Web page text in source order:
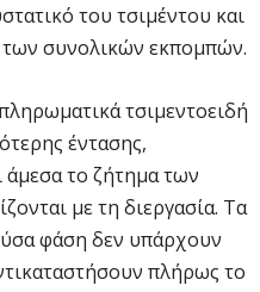
του τσιμέντου και
των συνολικών εκπομπών.
τσιμεντοειδή
έντασης,
άμεσα το ζήτημα των
με τη διεργασία. Τα
φάση δεν υπάρχουν
πλήρως το